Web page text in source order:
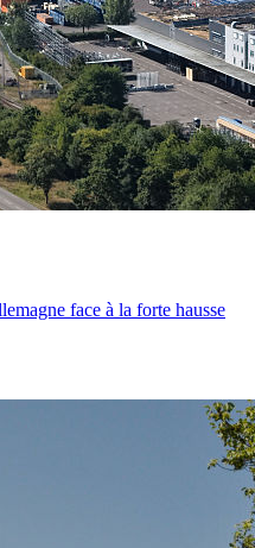
face à la forte hausse